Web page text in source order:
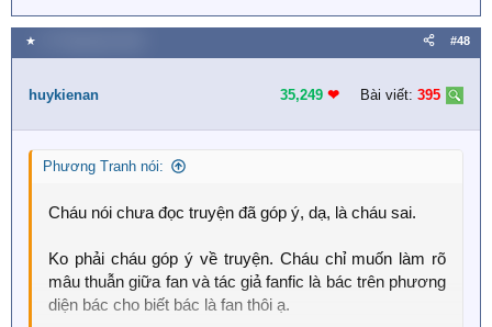
★ #48
huykienan 35,249 ❤︎ Bài viết: 395
Phương Tranh nói:
Cháu nói chưa đọc truyện đã góp ý, dạ, là cháu sai.
Ko phải cháu góp ý về truyện. Cháu chỉ muốn làm rõ
mâu thuẫn giữa fan và tác giả fanfic là bác trên phương
diện bác cho biết bác là fan thôi ạ.